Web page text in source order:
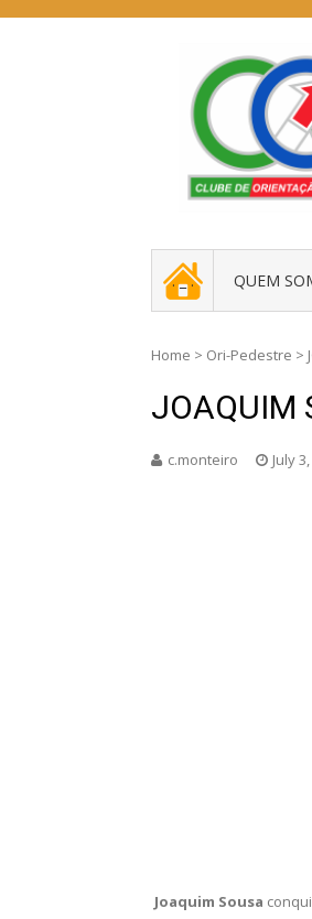
. _ . QUEM
Home > Ori-Pedestre >
JOAQUIM
c.monteiro July
Joaquim Sousa